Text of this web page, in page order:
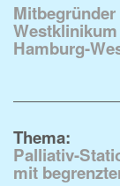
Hamburg-
Thema:
Palliativ-
mit